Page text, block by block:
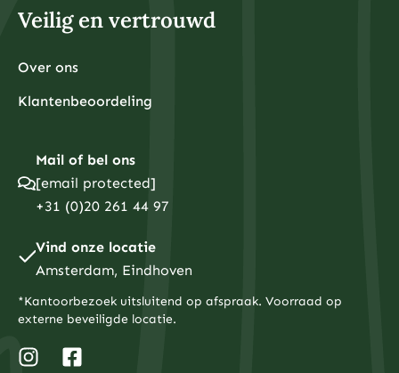
Veilig en vertrouwd
Over ons
Klantenbeoordeling
Mail of bel ons
[email protected]
+31 (0)20 261 44 97
Vind onze locatie
Amsterdam, Eindhoven
*Kantoorbezoek uitsluitend op afspraak. Voorraad op
externe beveiligde locatie.
n
a
w